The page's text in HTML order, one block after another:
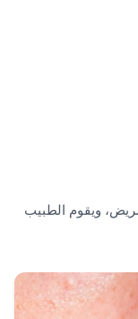
ويقوم الطبيب